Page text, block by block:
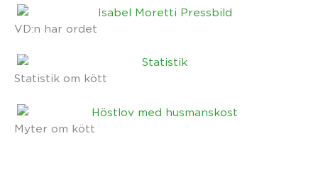
VD:n har ordet
Statistik om kött
Myter om kött